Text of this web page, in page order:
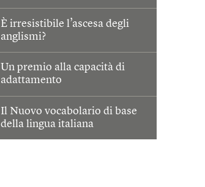
È irresistibile l’ascesa degli
anglismi?
Un premio alla capacità di
adattamento
Il Nuovo vocabolario di base
della lingua italiana